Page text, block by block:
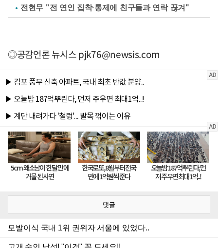
전현무 "전 연인 집착·통제에 친구들과 연락 끊겨"
◎공감언론 뉴시스pjk76@newsis.com
댓글